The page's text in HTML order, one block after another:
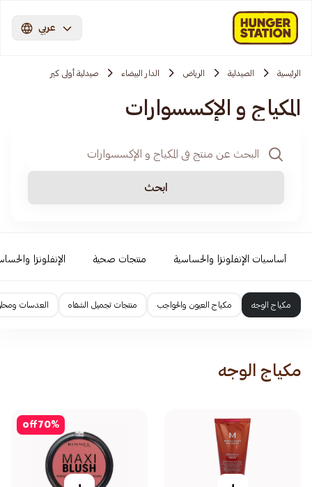
عربي
الرئيسية الصيدلية الرياض الدار البيضاء صيدلية أولى كير
المكياج و الإكسسوارات
ابحث
أساسيات الإنفلونزا والحساسية منتجات صحية الإنفلونزا
مكياج الوجه مكياج العيون والحواجب منتجات تجميل الشفاه العدسات
مكياج الوجه
70%
off